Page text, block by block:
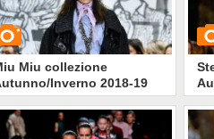
Miu collezione
Inverno 2018-19